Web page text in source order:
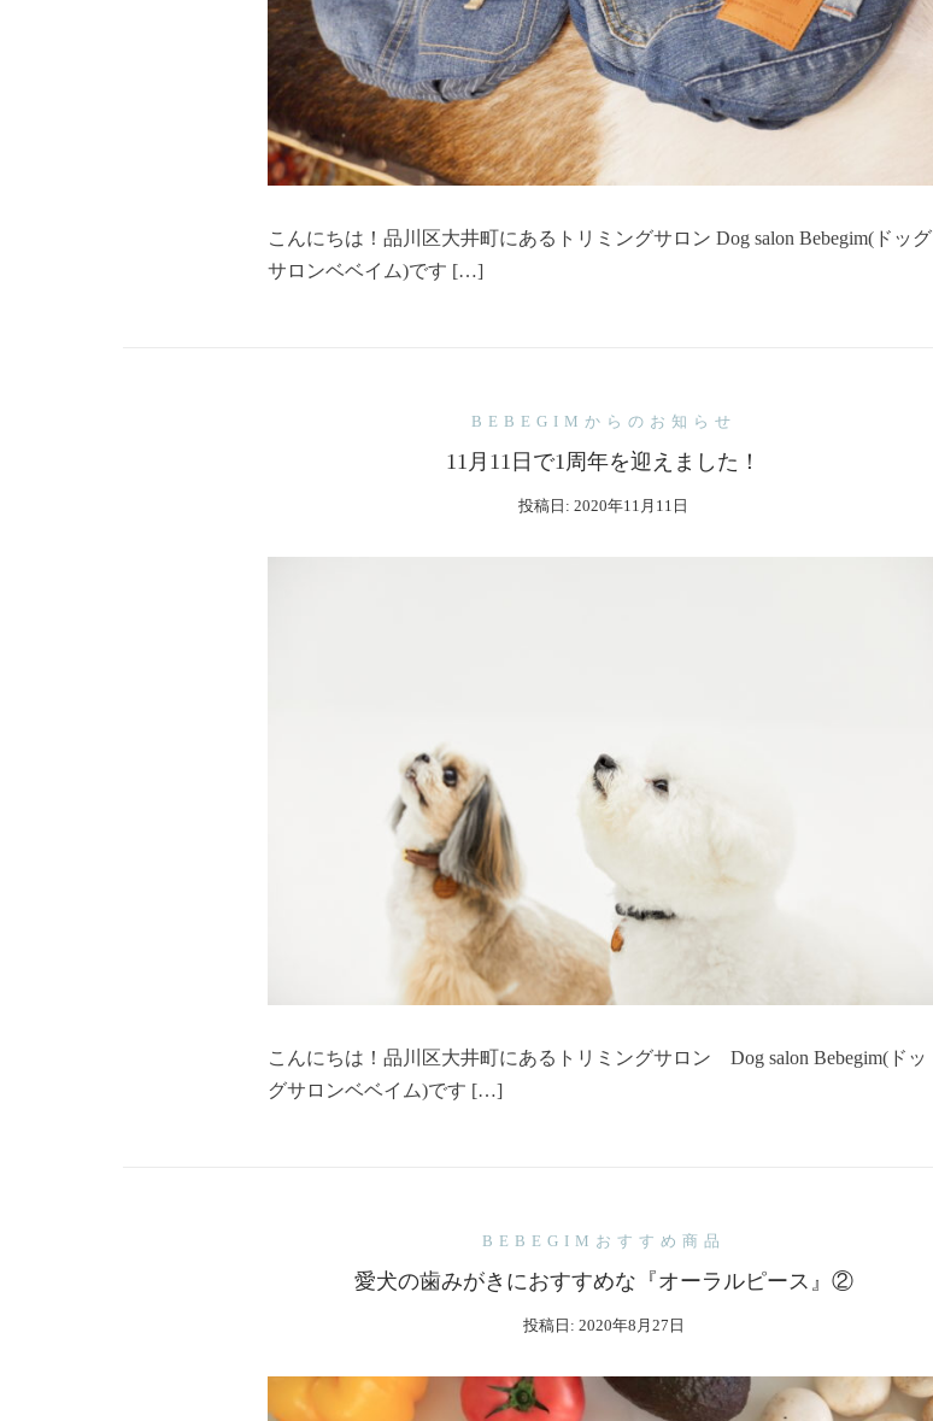
こんにちは！品川区大井町にあるトリミングサロン Dog salon Bebegim(ドッグ
サロンベベイム)です […]
BEBEGIMからのお知らせ
11月11日で1周年を迎えました！
投稿日:2020年11月11日
こんにちは！品川区大井町にあるトリミングサロン Dog salon Bebegim(ドッ
グサロンベベイム)です […]
BEBEGIMおすすめ商品
愛犬の歯みがきにおすすめな『オーラルピース』②
投稿日: 2020年8月27日